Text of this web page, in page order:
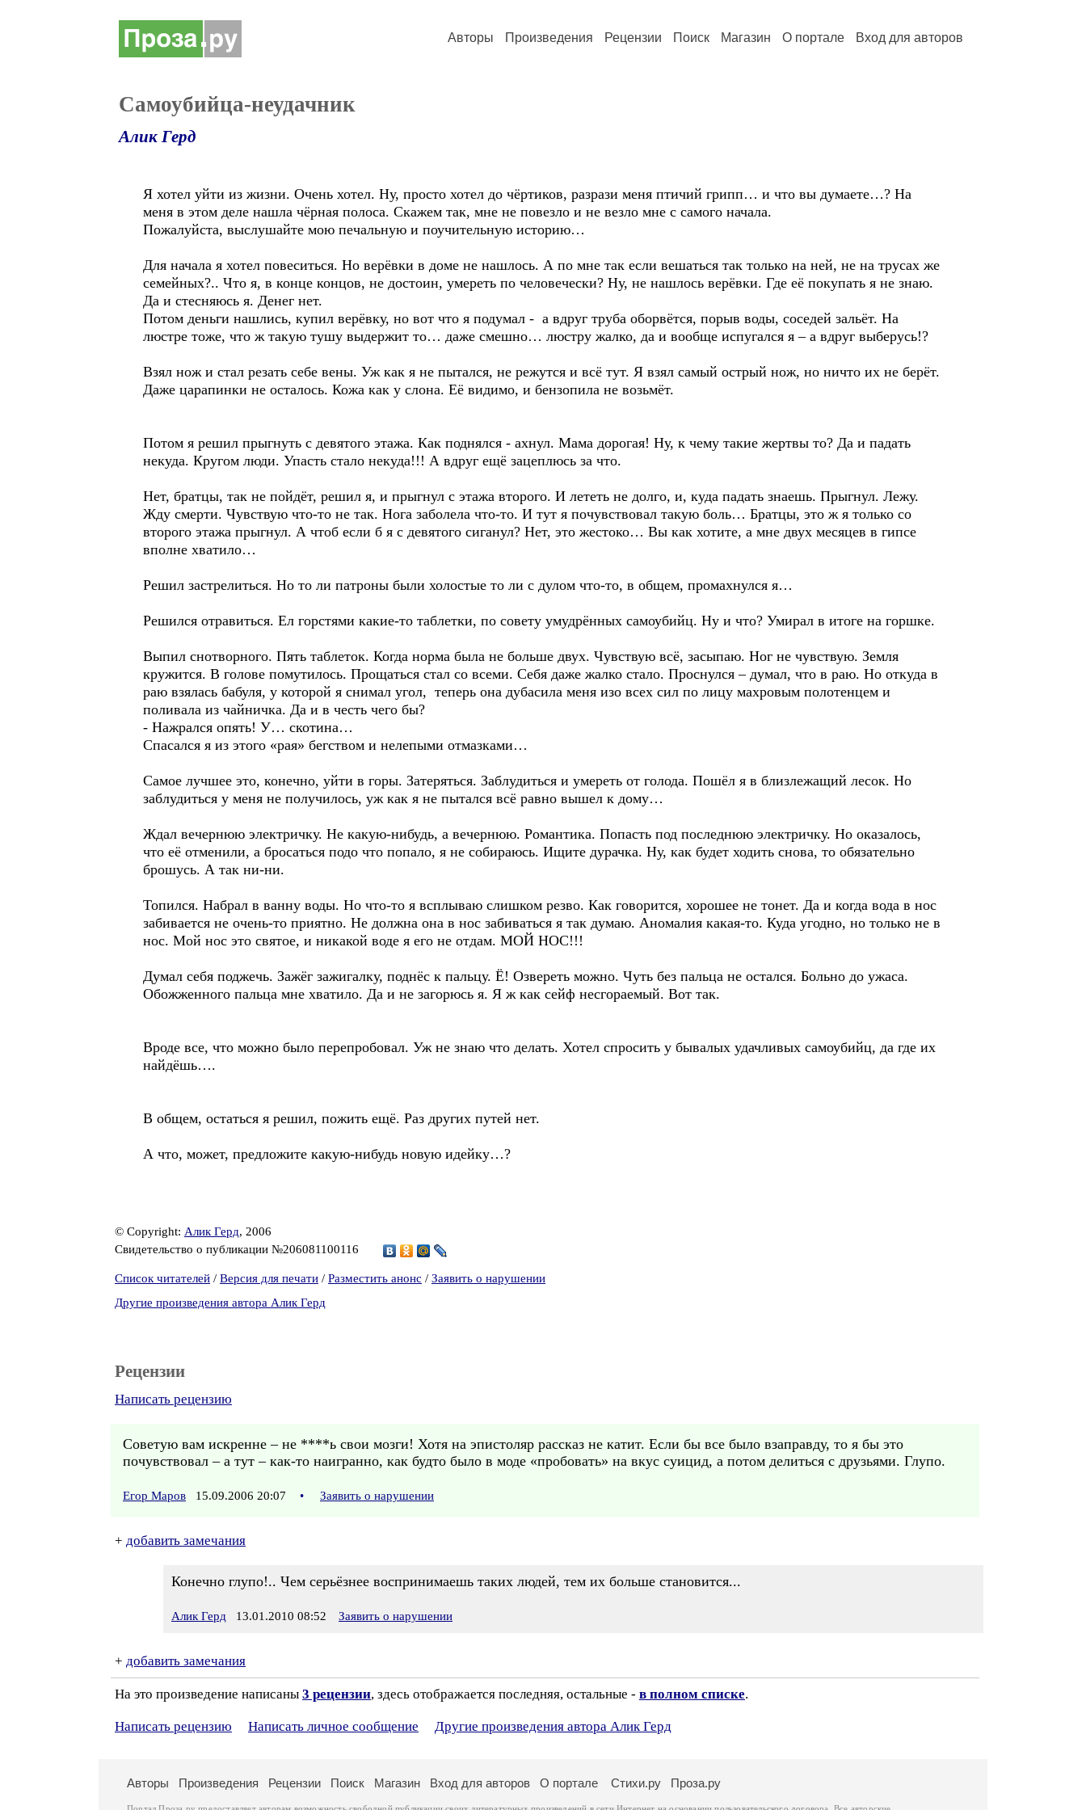
Авторы Произведения Рецензии Поиск Магазин О портале Вход для авторов
Самоубийца-неудачник
Алик Герд
Я хотел уйти из жизни. Очень хотел. Ну, просто хотел до чёртиков, разрази меня птичий грипп… и что вы думаете…? На
меня в этом деле нашла чёрная полоса. Скажем так, мне не повезло и не везло мне с самого начала.
Пожалуйста, выслушайте мою печальную и поучительную историю…
Для начала я хотел повеситься. Но верёвки в доме не нашлось. А по мне так если вешаться так только на ней, не на трусах же
семейных?.. Что я, в конце концов, не достоин, умереть по человечески? Ну, не нашлось верёвки. Где её покупать я не знаю.
Да и стесняюсь я. Денег нет.
Потом деньги нашлись, купил верёвку, но вот что я подумал - а вдруг труба оборвётся, порыв воды, соседей зальёт. На
люстре тоже, что ж такую тушу выдержит то… даже смешно… люстру жалко, да и вообще испугался я – а вдруг выберусь!?
Взял нож и стал резать себе вены. Уж как я не пытался, не режутся и всё тут. Я взял самый острый нож, но ничто их не берёт.
Даже царапинки не осталось. Кожа как у слона. Её видимо, и бензопила не возьмёт.
Потом я решил прыгнуть с девятого этажа. Как поднялся - ахнул. Мама дорогая! Ну, к чему такие жертвы то? Да и падать
некуда. Кругом люди. Упасть стало некуда!!! А вдруг ещё зацеплюсь за что.
Нет, братцы, так не пойдёт, решил я, и прыгнул с этажа второго. И лететь не долго, и, куда падать знаешь. Прыгнул. Лежу.
Жду смерти. Чувствую что-то не так. Нога заболела что-то. И тут я почувствовал такую боль… Братцы, это ж я только со
второго этажа прыгнул. А чтоб если б я с девятого сиганул? Нет, это жестоко… Вы как хотите, а мне двух месяцев в гипсе
вполне хватило…
Решил застрелиться. Но то ли патроны были холостые то ли с дулом что-то, в общем, промахнулся я…
Решился отравиться. Ел горстями какие-то таблетки, по совету умудрённых самоубийц. Ну и что? Умирал в итоге на горшке.
Выпил снотворного. Пять таблеток. Когда норма была не больше двух. Чувствую всё, засыпаю. Ног не чувствую. Земля
кружится. В голове помутилось. Прощаться стал со всеми. Себя даже жалко стало. Проснулся – думал, что в раю. Но откуда в
раю взялась бабуля, у которой я снимал угол, теперь она дубасила меня изо всех сил по лицу махровым полотенцем и
поливала из чайничка. Да и в честь чего бы?
- Нажрался опять! У… скотина…
Спасался я из этого «рая» бегством и нелепыми отмазками…
Самое лучшее это, конечно, уйти в горы. Затеряться. Заблудиться и умереть от голода. Пошёл я в близлежащий лесок. Но
заблудиться у меня не получилось, уж как я не пытался всё равно вышел к дому…
Ждал вечернюю электричку. Не какую-нибудь, а вечернюю. Романтика. Попасть под последнюю электричку. Но оказалось,
что её отменили, а бросаться подо что попало, я не собираюсь. Ищите дурачка. Ну, как будет ходить снова, то обязательно
брошусь. А так ни-ни.
Топился. Набрал в ванну воды. Но что-то я всплываю слишком резво. Как говорится, хорошее не тонет. Да и когда вода в нос
забивается не очень-то приятно. Не должна она в нос забиваться я так думаю. Аномалия какая-то. Куда угодно, но только не в
нос. Мой нос это святое, и никакой воде я его не отдам. МОЙ НОС!!!
Думал себя поджечь. Зажёг зажигалку, поднёс к пальцу. Ё! Озвереть можно. Чуть без пальца не остался. Больно до ужаса.
Обожженного пальца мне хватило. Да и не загорюсь я. Я ж как сейф несгораемый. Вот так.
Вроде все, что можно было перепробовал. Уж не знаю что делать. Хотел спросить у бывалых удачливых самоубийц, да где их
найдёшь….
В общем, остаться я решил, пожить ещё. Раз других путей нет.
А что, может, предложите какую-нибудь новую идейку…?
© Copyright: Алик Герд, 2006
Свидетельство о публикации №206081100116
Список читателей / Версия для печати / Разместить анонс / Заявить о нарушении
Другие произведения автора Алик Герд
Рецензии
Написать рецензию
Советую вам искренне – не ****ь свои мозги! Хотя на эпистоляр рассказ не катит. Если бы все было взаправду, то я бы это
почувствовал – а тут – как-то наигранно, как будто было в моде «пробовать» на вкус суицид, а потом делиться с друзьями. Глупо.
Егор Маров 15.09.2006 20:07 • Заявить о нарушении
+ добавить замечания
Конечно глупо!.. Чем серьёзнее воспринимаешь таких людей, тем их больше становится...
Алик Герд 13.01.2010 08:52 Заявить о нарушении
+ добавить замечания
На это произведение написаны 3 рецензии, здесь отображается последняя, остальные - в полном списке.
Написать рецензию Написать личное сообщение Другие произведения автора Алик Герд
Авторы Произведения Рецензии Поиск Магазин Вход для авторов О портале Стихи.ру Проза.ру